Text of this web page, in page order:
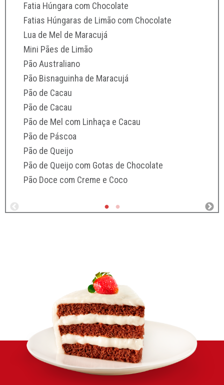
Fatia Húngara com Chocolate
Fatias Húngaras de Limão com Chocolate
Lua de Mel de Maracujá
Mini Pães de Limão
Pão Australiano
Pão Bisnaguinha de Maracujá
Pão de Cacau
Pão de Cacau
Pão de Mel com Linhaça e Cacau
Pão de Páscoa
Pão de Queijo
Pão de Queijo com Gotas de Chocolate
Pão Doce com Creme e Coco